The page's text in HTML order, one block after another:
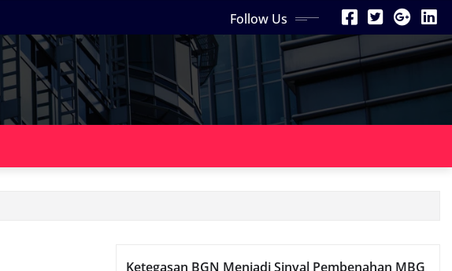
Follow Us
Ketegasan BGN Menjadi Sinyal Pembenahan MBG